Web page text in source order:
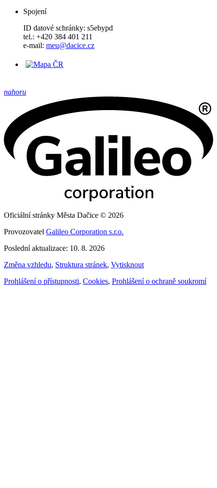
Spojení
ID datové schránky: s5ebypd
tel.: +420 384 401 211
e-mail: meu@dacice.cz
nahoru
Oficiální stránky Města Dačice © 2026
Provozovatel Galileo Corporation s.r.o.
Poslední aktualizace: 10. 8. 2026
Změna vzhledu, Struktura stránek, Vytisknout
Prohlášení o přístupnosti, Cookies, Prohlášení o ochraně soukromí